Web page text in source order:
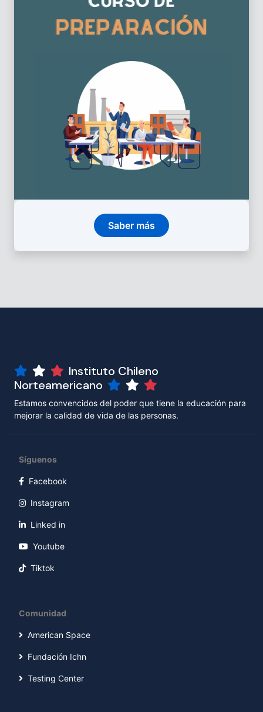
Saber más
Instituto Chileno
Norteamericano
Estamos convencidos del poder que tiene la educación para
mejorar la calidad de vida de las personas.
Síguenos
Facebook
Instagram
Linked in
Youtube
Tiktok
Comunidad
American Space
Fundación Ichn
Testing Center